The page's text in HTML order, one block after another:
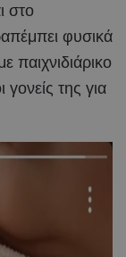
στο
φυσικά
παιχνιδιάρικο
της για